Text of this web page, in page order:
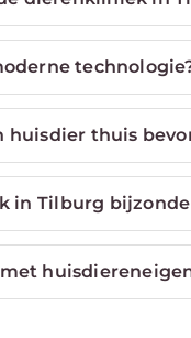
huisdier thuis
in Tilburg